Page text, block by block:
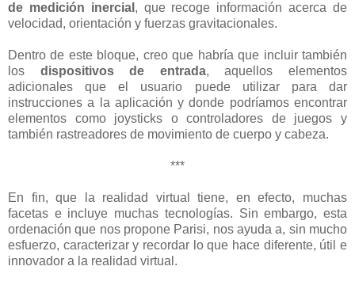
de medición inercial , que recoge información acerca de
velocidad, orientación y fuerzas gravitacionales.
Dentro de este bloque, creo que habría que incluir también
los dispositivos de entrada, aquellos elementos
adicionales que el usuario puede utilizar para dar
instrucciones a la aplicación y donde podríamos encontrar
elementos como joysticks o controladores de juegos y
también rastreadores de movimiento de cuerpo y cabeza.
***
En fin, que la realidad virtual tiene, en efecto, muchas
facetas e incluye muchas tecnologías. Sin embargo, esta
ordenación que nos propone Parisi, nos ayuda a, sin mucho
esfuerzo, caracterizar y recordar lo que hace diferente, útil e
innovador a la realidad virtual.